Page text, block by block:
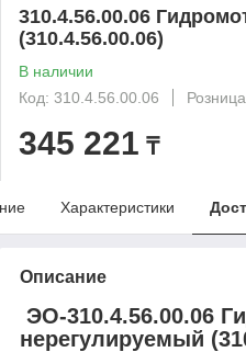
310.4.56.00.06
(310.4.56.00.06)
В наличии
Код: 310.4.56.00.06
Розница
345 221 ₸
Характеристики
Описание
ЭО-310.4.56.00.06
нерегулируемый